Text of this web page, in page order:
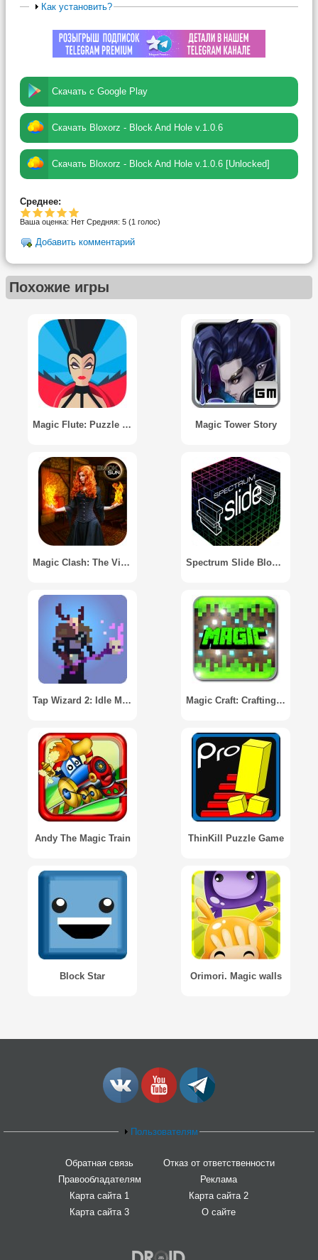
Как установить?
Скачать с Google Play
Скачать Bloxorz - Block And Hole v.1.0.6
Скачать Bloxorz - Block And Hole v.1.0.6 [Unlocked]
Среднее:
Ваша оценка: Нет Средняя: 5 (1 голос)
Добавить комментарий
Похожие игры
Magic Flute: Puzzle Adventure Magic Tower Story
Magic Clash: The Village Spectrum Slide Block Game
Tap Wizard 2: Idle Magic Game Magic Craft: Crafting Game
Andy The Magic Train ThinKill Puzzle Game
Block Star Orimori. Magic walls
Пользователям
Обратная связь
Отказ от ответственности
Правообладателям
Реклама
Карта сайта 1
Карта сайта 2
Карта сайта 3
О сайте